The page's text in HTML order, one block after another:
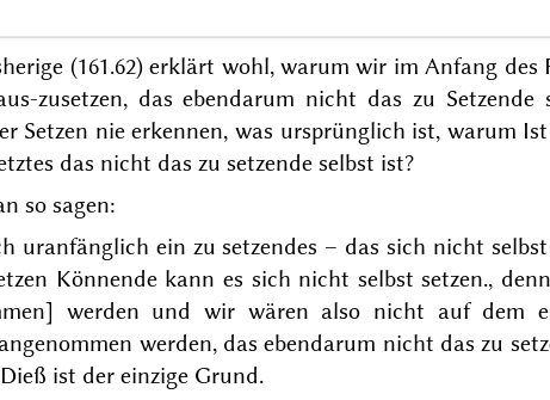
(161.62) erklärt wohl, warumwir im Anfang des
zusetzen, das ebendarum nicht das zu
Setzen nie erkennen, was ursprünglich ist, warum Ist
das nicht das zu setzende selbst ist?
so sagen:
uranfänglich ein zu setzendes – das sich nicht
Könnende kann es sich nicht selbst setzen.,
werden und wir wären also nicht auf dem
werden, das ebendarum nicht das zu
ist der einzige Grund.